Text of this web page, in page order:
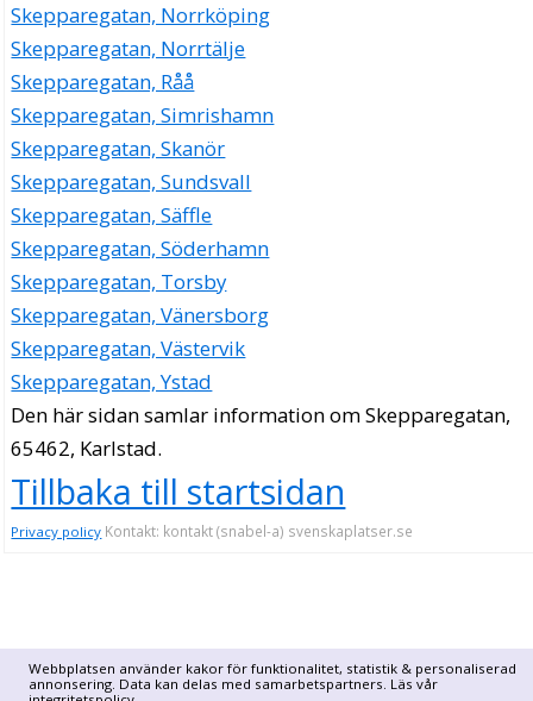
Webbplatsen använder kakor för funktionalitet, statistik & personaliserad
annonsering. Data kan delas med samarbetspartners. Läs vår
Skepparegatan, Norrköping
Skepparegatan, Norrtälje
Skepparegatan, Råå
Skepparegatan, Simrishamn
Skepparegatan, Skanör
Skepparegatan, Sundsvall
Skepparegatan, Säffle
Skepparegatan, Söderhamn
Skepparegatan, Torsby
Skepparegatan, Vänersborg
Skepparegatan, Västervik
Skepparegatan, Ystad
Den här sidan samlar information om Skepparegatan,
65462, Karlstad.
Tillbaka till startsidan
Privacy policy Kontakt: kontakt (snabel-a) svenskaplatser.se